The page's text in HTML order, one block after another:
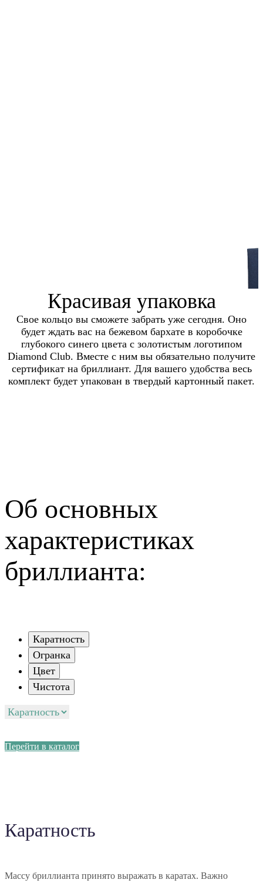
Красивая упаковка
Свое кольцо вы сможете забрать уже сегодня. Оно
будет ждать вас на бежевом бархате в коробочке
глубокого синего цвета с золотистым логотипом
Diamond Club. Вместе с ним вы обязательно получите
сертификат на бриллиант. Для вашего удобства весь
комплект будет упакован в твердый картонный пакет.
Об основных
характеристиках
бриллианта:
Каратность
Огранка
Цвет
Чистота
Перейти в каталог
Каратность